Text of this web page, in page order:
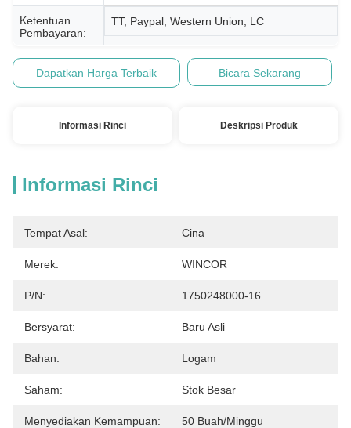
Ketentuan
Pembayaran:
TT, Paypal, Western Union, LC
Dapatkan Harga Terbaik Bicara Sekarang
Informasi Rinci Deskripsi Produk
Informasi Rinci
Tempat Asal: Cina
Merek: WINCOR
P/N: 1750248000-16
Bersyarat: Baru Asli
Bahan: Logam
Saham: Stok Besar
Menyediakan Kemampuan: 50 Buah/minggu